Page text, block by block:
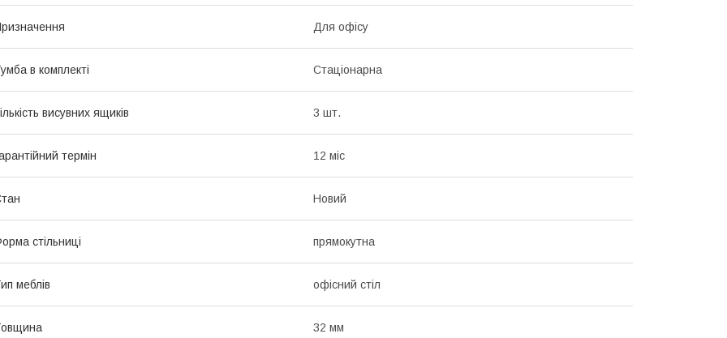
Для офісу
в комплекті Стаціонарна
висувних ящиків 3 шт.
термін 12 міс
Новий
стільниці прямокутна
меблів офісний стіл
32 мм